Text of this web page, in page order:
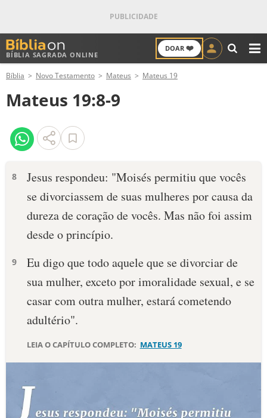
BÍBLIA SAGRADA ONLINE
DOAR ❤️
ANTIGO TESTAMENTO
NOVO TESTAMENTO
VERSÍCULOS
PALAVRA DO DIA
SALMO DO DIA
DEVOCIONAL DIÁRIO
10 MANDAMENTOS
ESTUDOS BÍBLICOS
ESBOÇOS DE PREGAÇÃO
TEMAS
PERGUNTE À BÍBLIA IA
Bíblia Novo Testamento Mateus Mateus 19
Mateus 19:8-9
8
Jesus respondeu: "Moisés permitiu que vocês
se divorciassem de suas mulheres por causa da
dureza de coração de vocês. Mas não foi assim
desde o princípio.
9
Eu digo que todo aquele que se divorciar de
sua mulher, exceto por imoralidade sexual, e se
casar com outra mulher, estará cometendo
adultério".
LEIA O CAPÍTULO COMPLETO: MATEUS 19